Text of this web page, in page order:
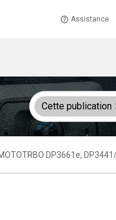
Assistance
Cette publication
DP3661e,